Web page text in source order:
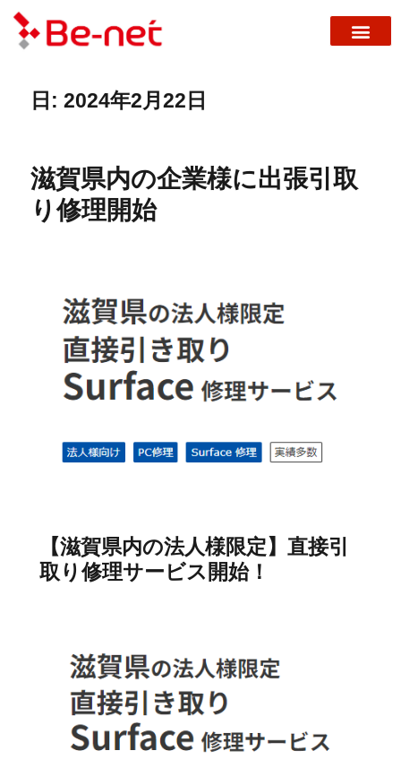
日:2024年2月22日
滋賀県内の企業様に出張引取
り修理開始
【滋賀県内の法人様限定】直接引
取り修理サービス開始！